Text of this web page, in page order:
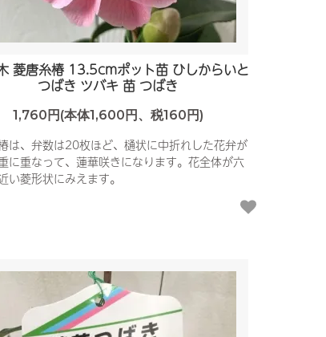
菱唐糸椿 13.5cmポット苗 ひしからいと
つばき ツバキ 苗 つばき
1,760円(本体1,600円、税160円)
は、弁数は20枚ほど、樋状に中折れした花弁が
に重なって、蓮華咲きになります。花全体が六
い菱形状にみえます。